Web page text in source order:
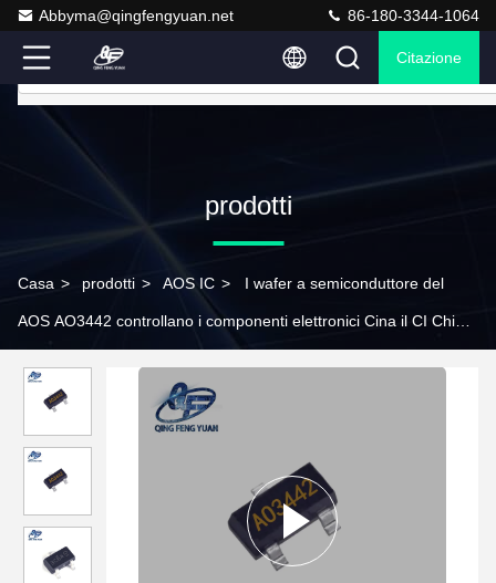
Abbyma@qingfengyuan.net 86-180-3344-1064
Citazione
prodotti
Casa > prodotti > AOS IC > I wafer a semiconduttore del
AOS AO3442 controllano i componenti elettronici Cina il CI Chips